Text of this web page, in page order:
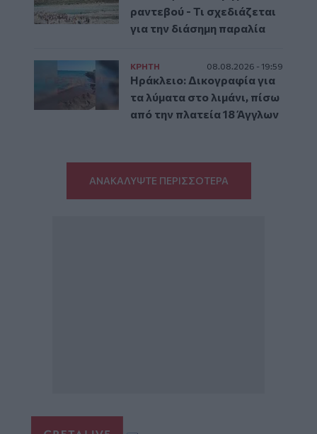
ραντεβού - Τι σχεδιάζεται
για την διάσημη παραλία
ΚΡΗΤΗ 08.08.2026 - 19:59
Ηράκλειο: Δικογραφία για
τα λύματα στο λιμάνι, πίσω
από την πλατεία 18 Άγγλων
ΑΝΑΚΑΛΥΨΤΕ ΠΕΡΙΣΣΟΤΕΡΑ